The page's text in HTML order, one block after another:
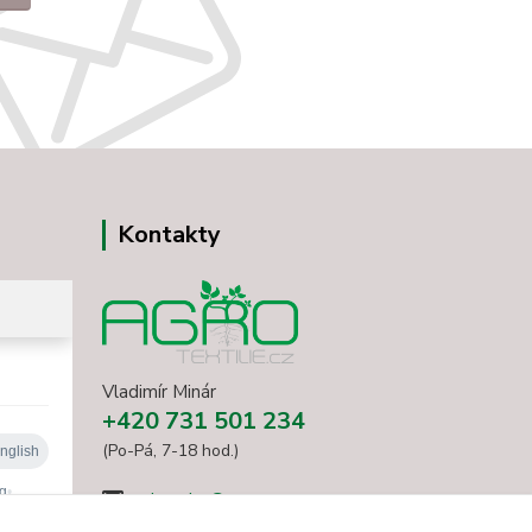
Kontakty
Vladimír Minár
+420 731 501 234
(Po-Pá, 7-18 hod.)
minarvbv@seznam.cz